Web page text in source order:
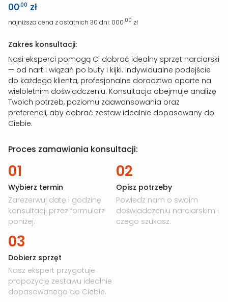
00,00 zł
najniższa cena z ostatnich 30 dni: 000,00 zł
Zakres konsultacji:
Nasi eksperci pomogą Ci dobrać idealny sprzęt narciarski
— od nart i wiązań po buty i kijki. Indywidualne podejście
do każdego klienta, profesjonalne doradztwo oparte na
wieloletnim doświadczeniu. Konsultacja obejmuje analizę
Twoich potrzeb, poziomu zaawansowania oraz
preferencji, aby dobrać zestaw idealnie dopasowany do
Ciebie.
Proces zamawiania konsultacji:
01
Wybierz termin
Zarezerwuj datę i godzinę
konsultacji przez formularz
poniżej.
02
Opisz potrzeby
Powiedz nam o swoim
doświadczeniu narciarskim i
czego szukasz.
03
Dobierz sprzęt
Nasz ekspert przygotuje
propozycję zestawu idealnie
dopasowanego do Ciebie.